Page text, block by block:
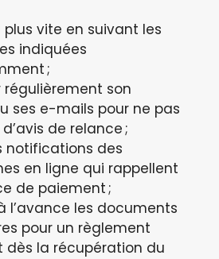
plus vite en suivant les
indiquées
;
régulièrement son
ses e-mails pour ne pas
de relance ;
notifications des
en ligne qui rappellent
de paiement ;
l’avance les documents
pour un règlement
dès la récupération du